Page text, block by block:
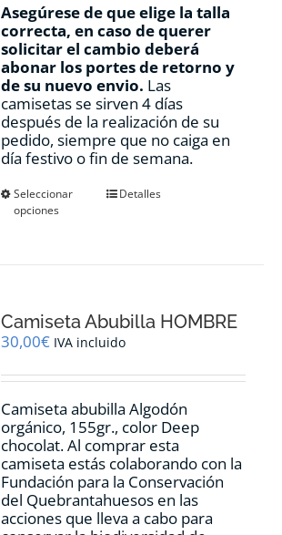
Asegúrese de que elige la talla
correcta, en caso de querer
solicitar el cambio deberá
abonar los portes de retorno y
de su nuevo envio. Las
camisetas se sirven 4 días
después de la realización de su
pedido, siempre que no caiga en
día festivo o fin de semana.
Seleccionar
opciones
Este
se
pueden
en
página
de
producto
Detalles
Camiseta Abubilla HOMBRE
30,00€ IVA incluido
Camiseta abubilla Algodón
orgánico, 155gr., color Deep
chocolat. Al comprar esta
camiseta estás colaborando con la
Fundación para la Conservación
del Quebrantahuesos en las
acciones que lleva a cabo para